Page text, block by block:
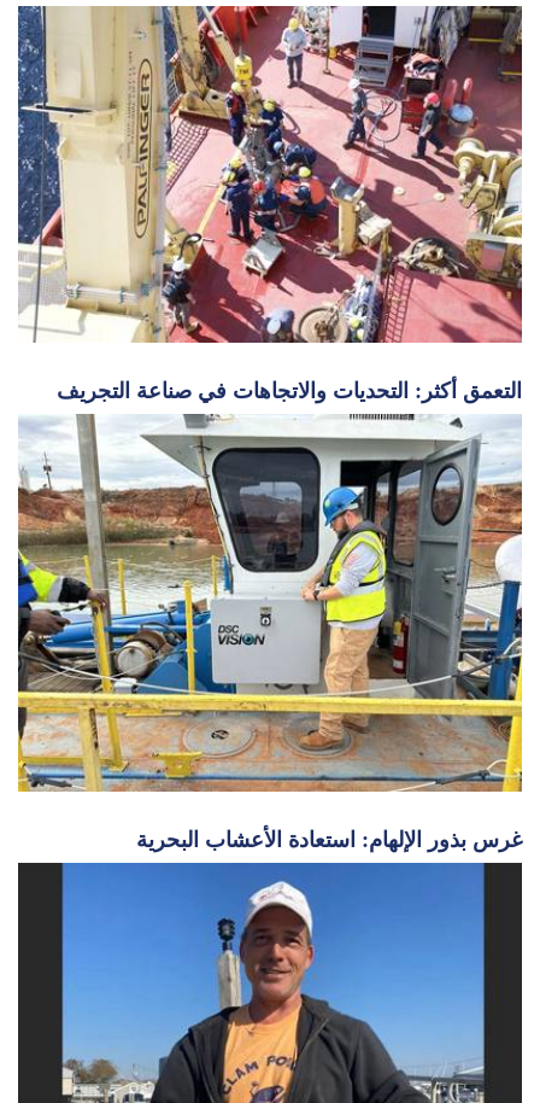
التعمق أكثر: التحديات والاتجاهات في صناعة التجريف
غرس بذور الإلهام: استعادة الأعشاب البحرية